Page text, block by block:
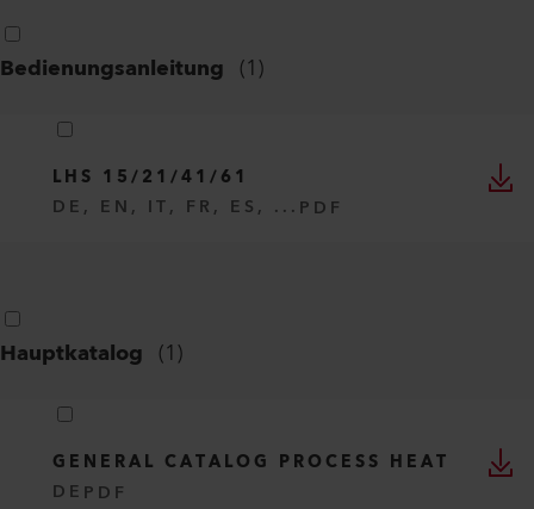
Bedienungsanleitung (1)
LHS 15/21/41/61
DE, EN, IT, FR, ES, ... PDF
Hauptkatalog (1)
GENERAL CATALOG PROCESS HEAT
DE PDF